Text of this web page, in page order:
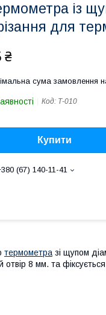
із
для
₴
сума замовлення
Код: Т-010
Купити
(67) 140-11-41
термометразі щупом
отвір 8 мм. та